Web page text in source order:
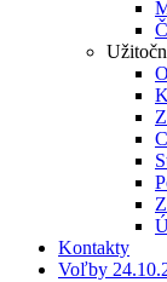
Kontakty
Voľby